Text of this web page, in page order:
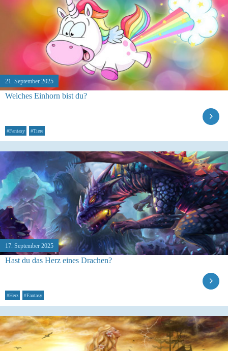
21. September 2025
Welches Einhorn bist du?
#Fantasy #Tiere
17. September 2025
Hast du das Herz eines Drachen?
#Herz #Fantasy